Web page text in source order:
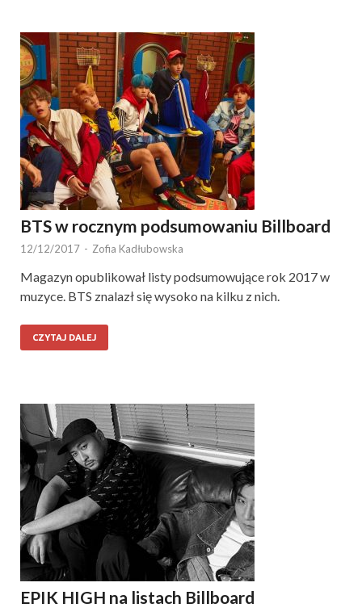
BTS w rocznym podsumowaniu Billboard
12/12/2017 - Zofia Kadłubowska
Magazyn opublikował listy podsumowujące rok 2017 w
muzyce. BTS znalazł się wysoko na kilku z nich.
CZYTAJ DALEJ
EPIK HIGH na listach Billboard